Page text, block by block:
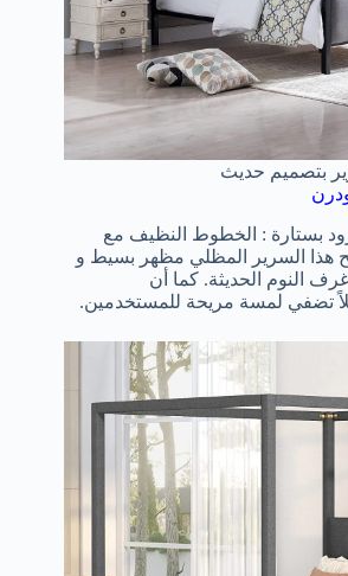
بتصميم حديث
بستارة : الخطوط النظيف مع
هذا السرير المظلي مظهر بسيط و
النوم الحديثة. كما أن
تضفي لمسة مريحة للمستخدمين.